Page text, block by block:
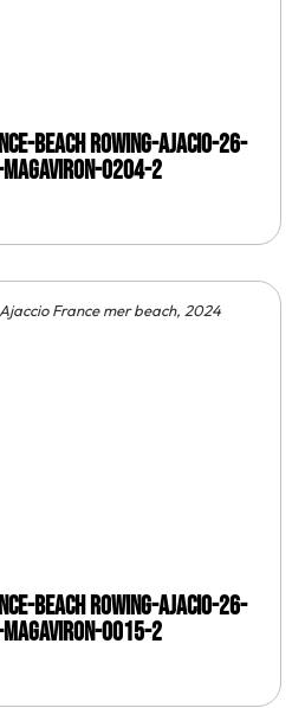
Beach rowing-Ajacio-26-
0204-2
Ajaccio France mer beach, 2024
Beach rowing-Ajacio-26-
0015-2